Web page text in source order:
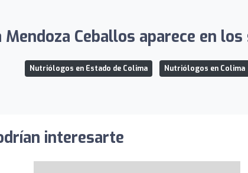
Mendoza Ceballos aparece en
Nutriólogos en Estado de Colima Nutriólogos en Colima
interesarte